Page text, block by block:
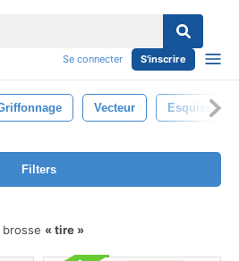
Se connecter S'inscrire
Vecteur Esquisser
Filters
tire